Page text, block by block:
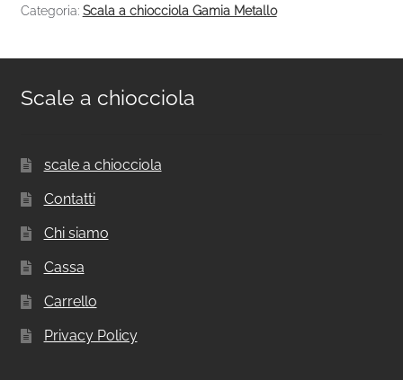
Categoria: Scala a chiocciola Gamia Metallo
Scale a chiocciola
scale a chiocciola
Contatti
Chi siamo
Cassa
Carrello
Privacy Policy